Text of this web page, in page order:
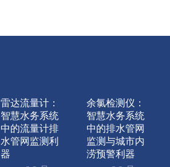
雷达流量计：
智慧水务系统
中的流量计排
水管网监测利
器
余氯检测仪：
智慧水务系统
中的排水管网
监测与城市内
涝预警利器